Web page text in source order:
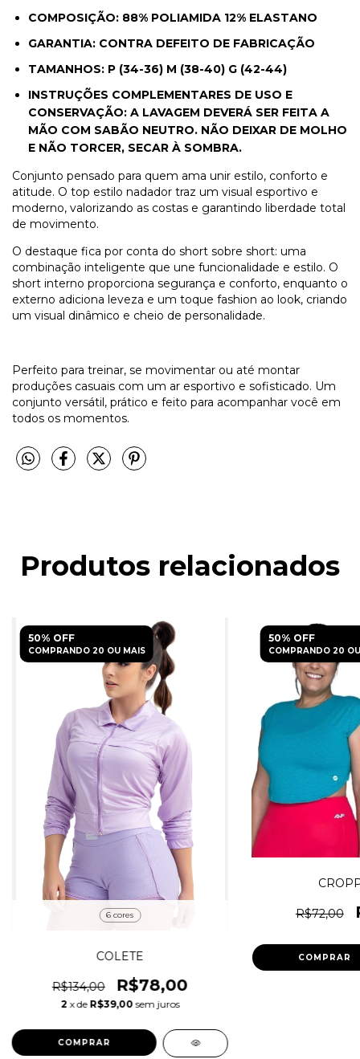
COMPOSIÇÃO: 88% POLIAMIDA 12% ELASTANO
GARANTIA: CONTRA DEFEITO DE FABRICAÇÃO
TAMANHOS: P (34-36) M (38-40) G (42-44)
INSTRUÇÕES COMPLEMENTARES DE USO E
CONSERVAÇÃO: A LAVAGEM DEVERÁ SER FEITA A
MÃO COM SABÃO NEUTRO. NÃO DEIXAR DE MOLHO
E NÃO TORCER, SECAR À SOMBRA.
Conjunto pensado para quem ama unir estilo, conforto e
atitude. O top estilo nadador traz um visual esportivo e
moderno, valorizando as costas e garantindo liberdade total
de movimento.
O destaque fica por conta do short sobre short: uma
combinação inteligente que une funcionalidade e estilo. O
short interno proporciona segurança e conforto, enquanto o
externo adiciona leveza e um toque fashion ao look, criando
um visual dinâmico e cheio de personalidade.
Perfeito para treinar, se movimentar ou até montar
produções casuais com um ar esportivo e sofisticado. Um
conjunto versátil, prático e feito para acompanhar você em
todos os momentos.
Produtos relacionados
50% OFF
COMPRANDO 20 OU MAIS
6 cores
COLETE
R$134,00 R$78,00
2 x de R$39,00 sem juros
COMPRAR
50% OFF
COMPRANDO 20
R$72,00
COMPRAR